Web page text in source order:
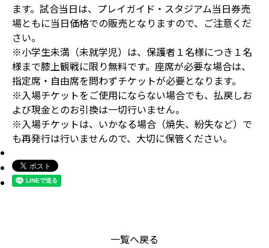
ます。試合当日は、プレイガイド・スタジアム当日券売
場ともに当日価格での販売となりますので、ご注意くだ
さい。
※小学生未満（未就学児）は、保護者１名様につき１名
様まで膝上観戦に限り無料です。座席が必要な場合は、
指定席・自由席を問わずチケットが必要となります。
※入場チケットをご使用にならない場合でも、払戻しお
よび現金とのお引換は一切行いません。
※入場チケットは、いかなる場合（焼失、紛失など）で
も再発行は行いませんので、大切に保管ください。
一覧へ戻る